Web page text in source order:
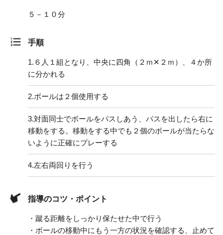
５－１０分
手順
1. ６人１組となり、中央に四角（２ｍ✕２ｍ）、４か所
に分かれる
2.ボールは２個使用する
3.対面同士でボールをパスしあう、パスを出したら右に
移動をする。移動をする中でも２個のボールが当たらな
いように正確にプレーする
4.左右両回りを行う
指導のコツ・ポイント
・蹴る距離をしっかり保たせた中で行う
・ボールの移動中にもう一方の状況を確認する、止めて